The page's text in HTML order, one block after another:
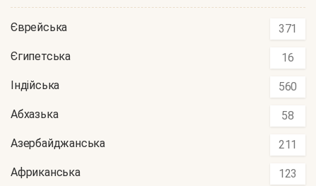
Єврейська 371
Єгипетська 16
Індійська 560
Абхазька 58
Азербайджанська 211
Африканська 123